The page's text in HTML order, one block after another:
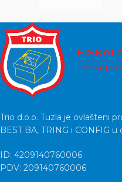
Trio d.o.o. Tuzla je ovlašteni
BEST BA, TRING i CONFIG u
ID: 4209140760006
PDV: 209140760006